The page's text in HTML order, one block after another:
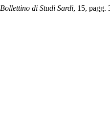
Bollettino di Studi Sardi, 15, pagg.